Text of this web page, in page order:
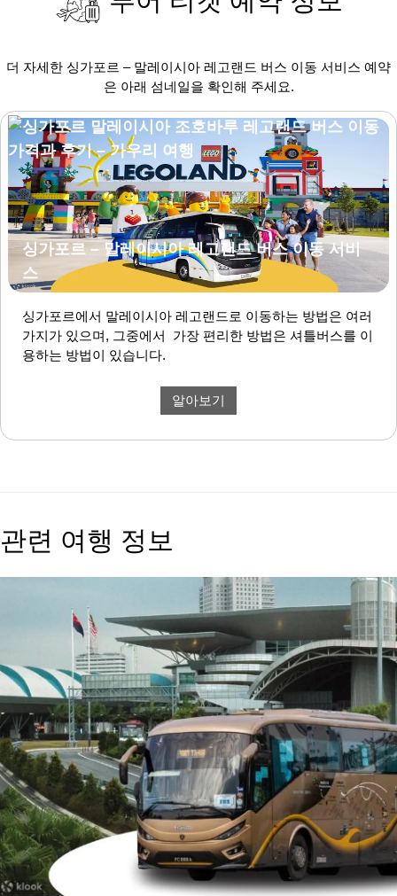
더 자세한 싱가포르 – 말레이시아 레고랜드 버스 이동 서비스 예약
은 아래 섬네일을 확인해 주세요.
싱가포르 – 말레이시아 레고랜드 버스 이동 서비
스
싱가포르에서 말레이시아 레고랜드로 이동하는 방법은 여러
가지가 있으며, 그중에서 가장 편리한 방법은 셔틀버스를 이
용하는 방법이 있습니다.
알아보기
관련 여행 정보